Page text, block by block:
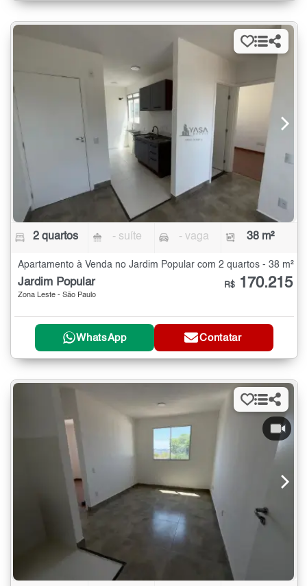
2 quartos - suíte - vaga 38 m²
Apartamento à Venda no Jardim Popular com 2 quartos - 38 m²
Jardim Popular
Zona Leste - São Paulo
R$ 170.215
WhatsApp Contatar